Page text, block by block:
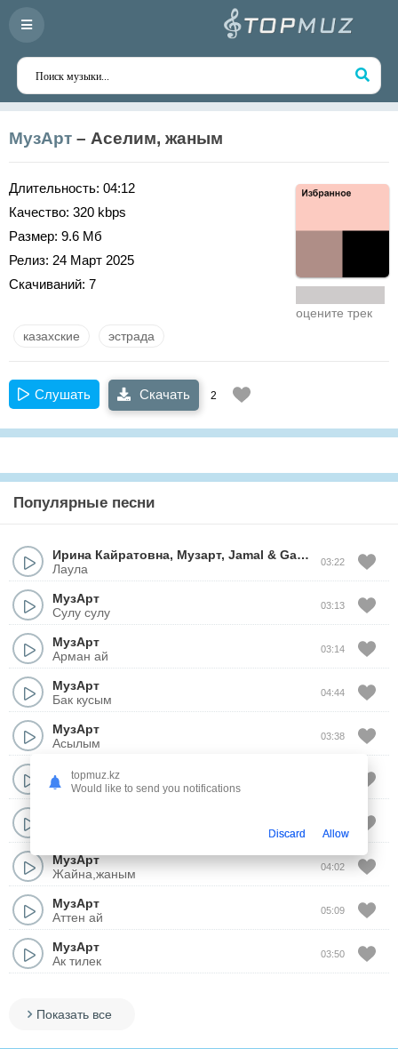
МузАрт – Аселим, жаным
Длительность: 04:12
Качество: 320 kbps
Размер: 9.6 Мб
Релиз: 24 Март 2025
Скачиваний: 7
оцените трек
казахские эстрада
Слушать Скачать 2
Популярные песни
Ирина Кайратовна, Музарт, Jamal & Ganja
Лаула
03:22
МузАрт
Сулу сулу
03:13
МузАрт
Арман ай
03:14
МузАрт
Бак кусым
04:44
МузАрт
Асылым
03:38
МузАрт
Адемим
МузАрт
Жайна,жаным
04:02
МузАрт
Аттен ай
05:09
МузАрт
Ак тилек
03:50
Показать все
topmuz.kz
Would like to send you notifications
Discard Allow